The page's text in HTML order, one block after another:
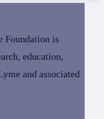
Foundation is
education,
and associated